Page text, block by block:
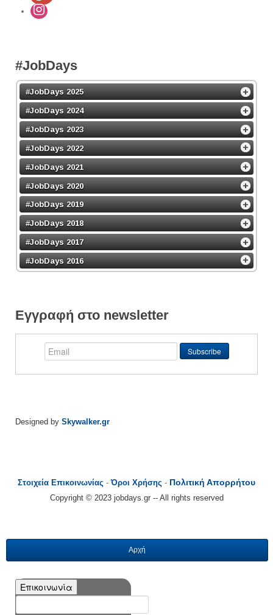
#JobDays
#JobDays 2025
#JobDays 2024
#JobDays 2023
#JobDays 2022
#JobDays 2021
#JobDays 2020
#JobDays 2019
#JobDays 2018
#JobDays 2017
#JobDays 2016
Εγγραφή στο newsletter
Designed by Skywalker.gr
Στοιχεία Επικοινωνίας -Όροι Χρήσης - Πολιτική Απορρήτου
Copyright © 2023 jobdays.gr -- All rights reserved
Αρχή